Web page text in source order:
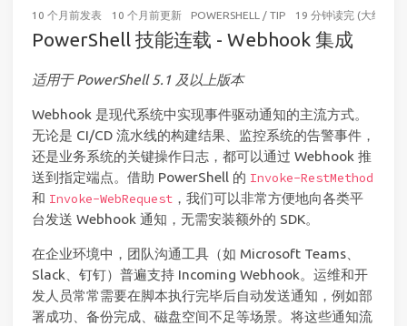
10 个月前发表 10 个月前更新 POWERSHELL / TIP 19 分钟读完 (大约
PowerShell 技能连载 - Webhook 集成
适用于 PowerShell 5.1 及以上版本
Webhook 是现代系统中实现事件驱动通知的主流方式。
无论是 CI/CD 流水线的构建结果、监控系统的告警事件，
还是业务系统的关键操作日志，都可以通过 Webhook 推
送到指定端点。借助 PowerShell 的 Invoke-RestMethod
和 Invoke-WebRequest ，我们可以非常方便地向各类平
台发送 Webhook 通知，无需安装额外的 SDK。
在企业环境中，团队沟通工具（如 Microsoft Teams、
Slack、钉钉）普遍支持 Incoming Webhook。运维和开
发人员常常需要在脚本执行完毕后自动发送通知，例如部
署成功、备份完成、磁盘空间不足等场景。将这些通知流